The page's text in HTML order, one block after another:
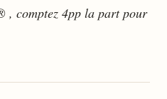
, comptez 4pp la part pour